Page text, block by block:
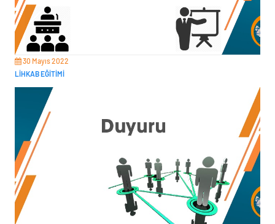
30 Mayıs 2022
LİHKAB EĞİTİMİ